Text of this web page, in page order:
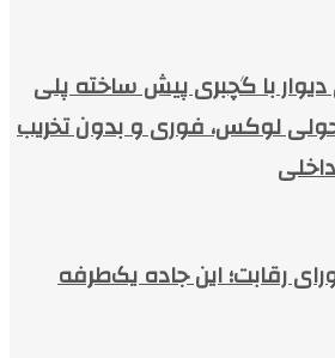
با گچبری پیش ساخته پلی
لوکس، فوری و بدون تخریب
۸۵۶ شورای رقابت؛ این جاده یک‌طرفه